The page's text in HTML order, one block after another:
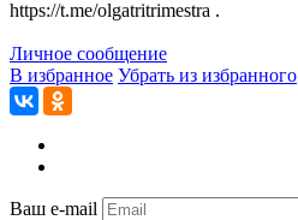
https://t.me/olgatritrimestra .
Личное сообщение
В избранное Убрать из избранного
Ваш e-mail